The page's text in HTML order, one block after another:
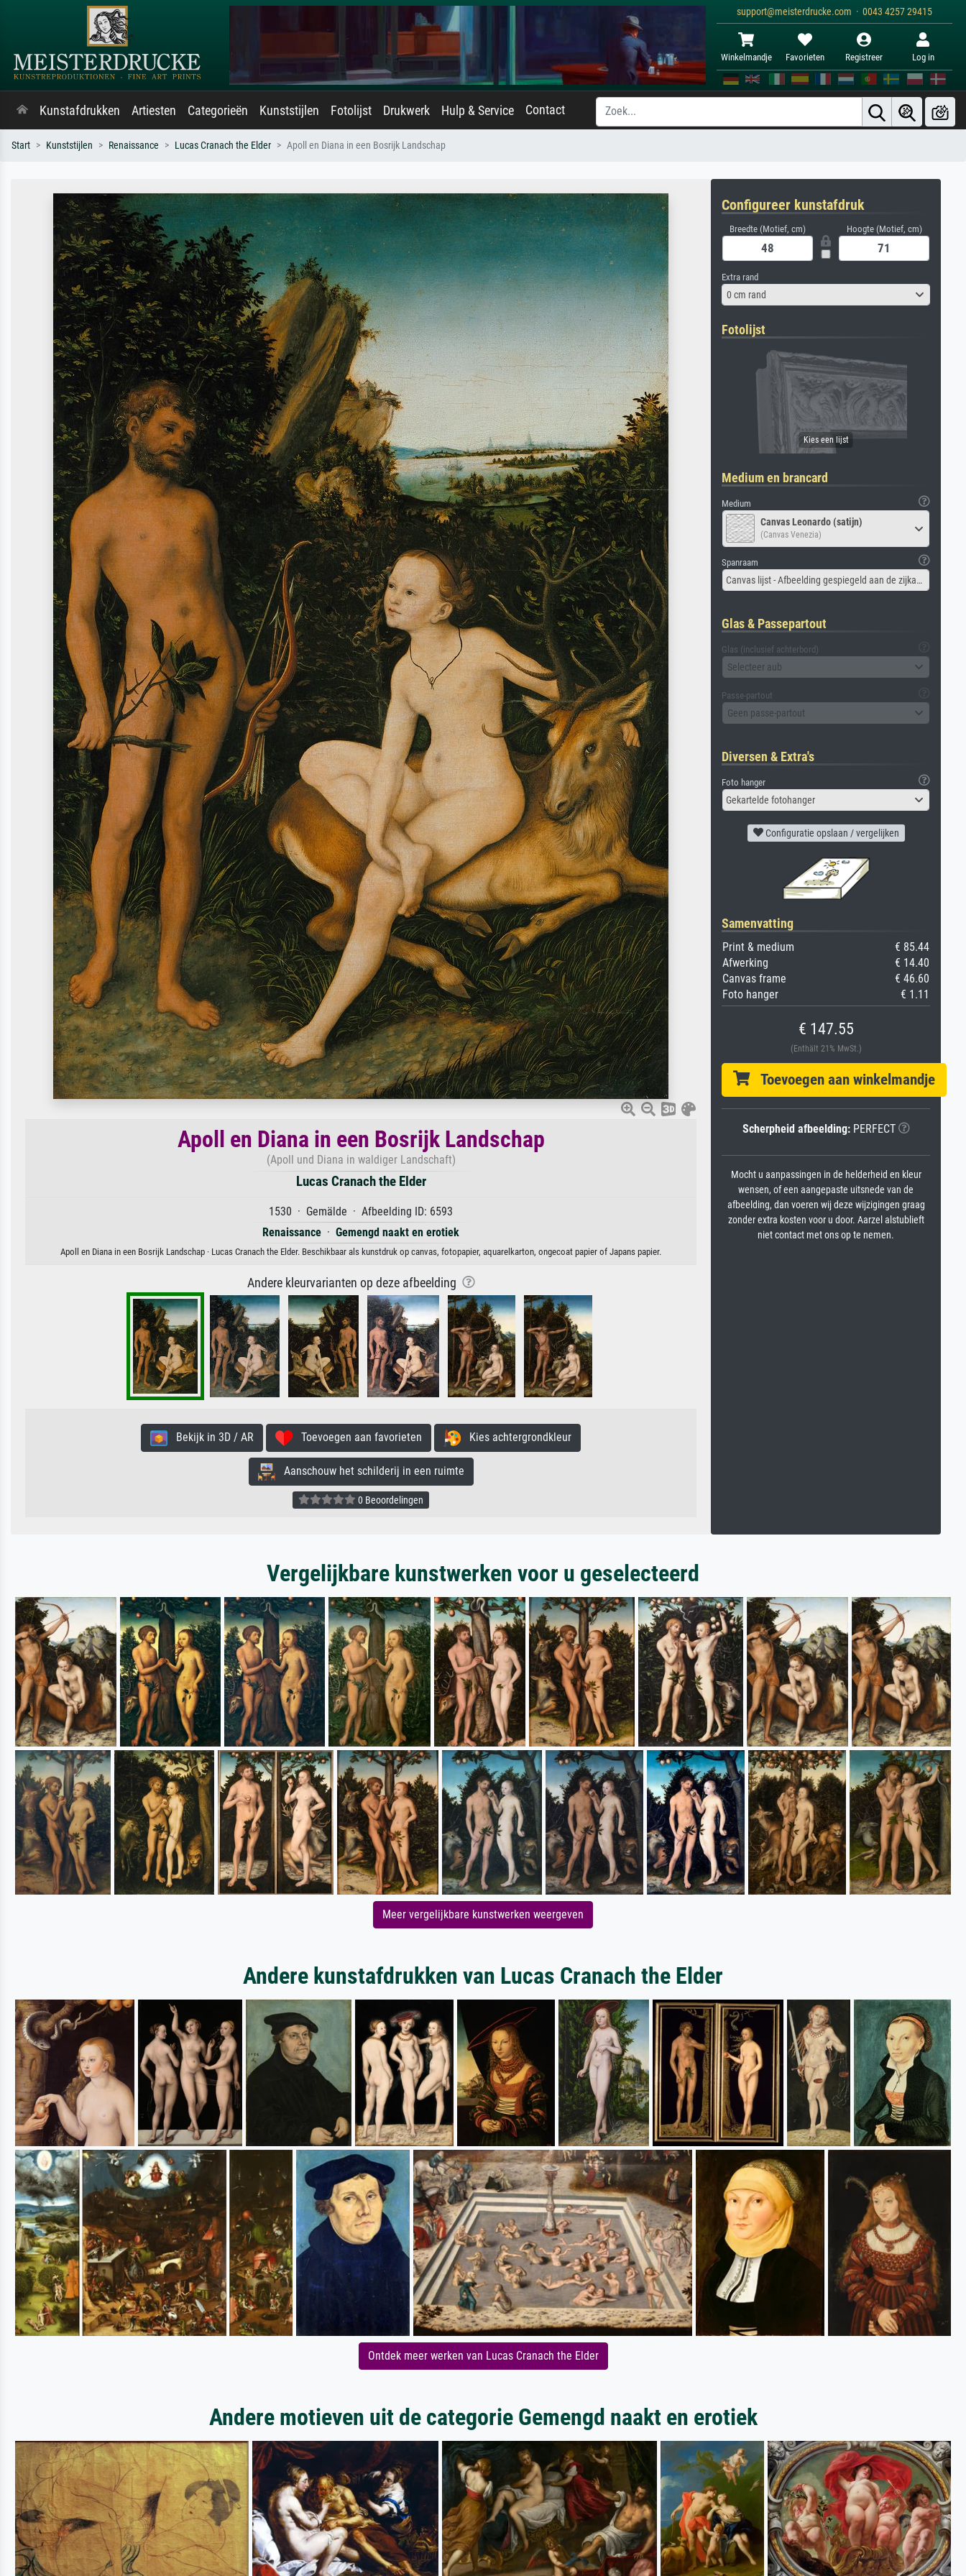
support@meisterdrucke.com · 0043 4257 29415
Winkelmandje Favorieten Registreer Log in
Kunstafdrukken Artiesten Categorieën Kunststijlen Fotolijst Drukwerk Hulp & Service Contact
Start Kunststijlen Renaissance Lucas Cranach the Elder Apoll en Diana in een Bosrijk Landschap
Apoll en Diana in een Bosrijk Landschap
(Apoll und Diana in waldiger Landschaft)
Lucas Cranach the Elder
1530 · Gemälde · Afbeelding ID: 6593
Renaissance · Gemengd naakt en erotiek
Apoll en Diana in een Bosrijk Landschap · Lucas Cranach the Elder. Beschikbaar als kunstdruk op canvas, fotopapier, aquarelkarton, ongecoat papier of Japans papier.
Andere kleurvarianten op deze afbeelding
Bekijk in 3D / AR Toevoegen aan favorieten Kies achtergrondkleur
Aanschouw het schilderij in een ruimte
0 Beoordelingen
Configureer kunstafdruk
Breedte (Motief, cm) Hoogte (Motief, cm)
Extra rand
0 cm rand
Fotolijst
Medium en brancard
Medium
Canvas Leonardo (satijn)
(Canvas Venezia)
Spanraam
Canvas lijst - Afbeelding gespiegeld aan de zijkant
Glas & Passepartout
Glas (inclusief achterbord)
Selecteer aub
Passe-partout
Geen passe-partout
Diversen & Extra's
Foto hanger
Gekartelde fotohanger
Configuratie opslaan / vergelijken
Samenvatting
Print & medium
€ 85.44
Afwerking
€ 14.40
Canvas frame
€ 46.60
Foto hanger
€ 1.11
€ 147.55
(Enthält 21% MwSt.)
Toevoegen aan winkelmandje
Scherpheid afbeelding:PERFECT
Mocht u aanpassingen in de helderheid en kleur
wensen, of een aangepaste uitsnede van de
afbeelding, dan voeren wij deze wijzigingen graag
zonder extra kosten voor u door. Aarzel alstublieft
niet contact met ons op te nemen.
Vergelijkbare kunstwerken voor u geselecteerd
Meer vergelijkbare kunstwerken weergeven
Andere kunstafdrukken van Lucas Cranach the Elder
Ontdek meer werken van Lucas Cranach the Elder
Andere motieven uit de categorie Gemengd naakt en erotiek